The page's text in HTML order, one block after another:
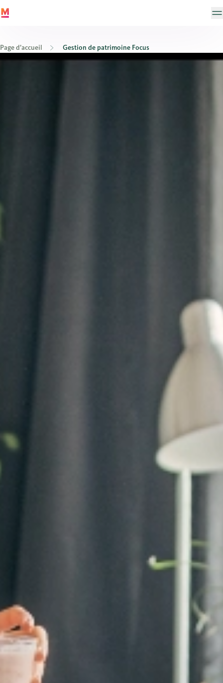
Page d’accueil Gestion de patrimoine Focus